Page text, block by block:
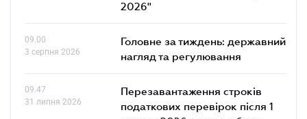
2026"
09.00
3 серпня 2026
Головне за тиждень: державний
нагляд та регулювання
09.47
31 липня 2026
Перезавантаження строків
податкових перевірок після 1